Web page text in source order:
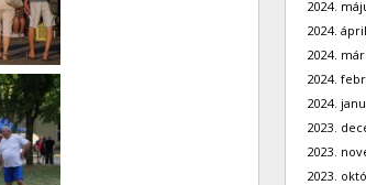
2024.
2024.
2024.
2024.
2024.
2023.
2023.
2023.